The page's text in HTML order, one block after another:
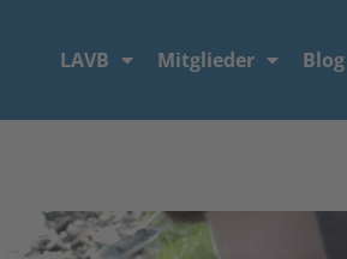
LAVB Mitglieder Blog